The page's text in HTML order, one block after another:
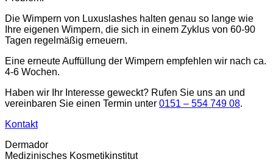
Die Wimpern von Luxuslashes halten genau so lange wie
Ihre eigenen Wimpern, die sich in einem Zyklus von 60-90
Tagen regelmäßig erneuern.
Eine erneute Auffüllung der Wimpern empfehlen wir nach ca.
4-6 Wochen.
Haben wir Ihr Interesse geweckt? Rufen Sie uns an und
vereinbaren Sie einen Termin unter 0151 – 554 749 08.
Kontakt
Dermador
Medizinisches Kosmetikinstitut